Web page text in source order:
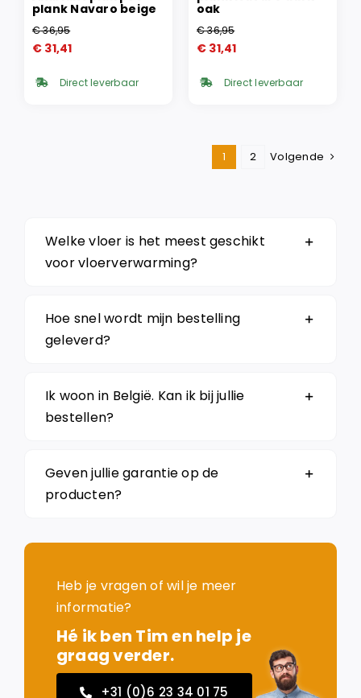
plank Navaro beige
€36,95
Oorspronkelijke
was:
€ 31,41
Huidige
is: Direct leverbaar
oak
€36,95
Oorspronkelijke
was:
€ 31,41
Huidige
is: Direct leverbaar
1 2 Volgende
Welke vloer is het meest geschikt
voor vloerverwarming?
Hoe snel wordt mijn bestelling
geleverd?
Ik woon in België. Kan ik bij jullie
bestellen?
Geven jullie garantie op de
producten?
Heb je vragen of wil je meer
informatie?
Hé ik ben Tim en help je
graag verder.
+31 (0)6 23 34 01 75